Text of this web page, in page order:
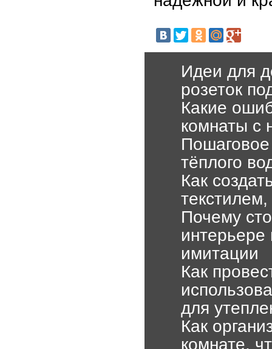
Идеи для
розеток
Какие
комнаты с
тёплого
Как
Почему
интерьере
имитации
Как
для
Как
комнате,